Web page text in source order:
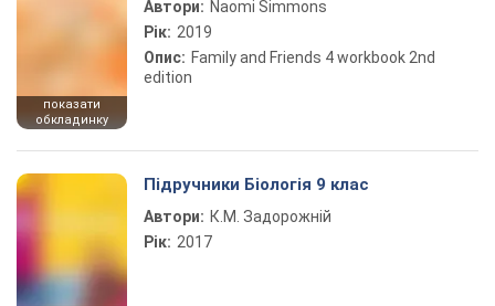
показати
обкладинку
Автори: Naomi Simmons
Рік: 2019
Опис: Family and Friends 4 workbook 2nd
edition
Підручники Біологія 9 клас
Автори: К.М. Задорожній
Рік: 2017